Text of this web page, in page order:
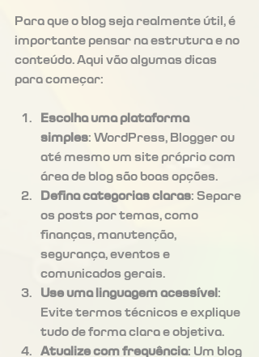
Para que o blog seja realmente útil, é
importante pensar na estrutura e no
conteúdo. Aqui vão algumas dicas
para começar:
Escolha uma plataforma
simples: WordPress, Blogger ou
até mesmo um site próprio com
área de blog são boas opções.
Defina categorias claras: Separe
os posts por temas, como
finanças, manutenção,
segurança, eventos e
comunicados gerais.
Use uma linguagem acessível :
Evite termos técnicos e explique
tudo de forma clara e objetiva.
Atualize com frequência: Um blog